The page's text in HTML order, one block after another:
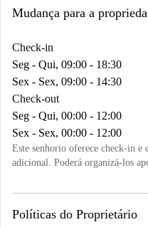
Mudança para a
Check-in
Seg - Qui, 09:00 - 18:30
Sex - Sex, 09:00 - 14:30
Check-out
Seg - Qui, 00:00 - 12:00
Sex - Sex, 00:00 - 12:00
Este senhorio oferece check-in
adicional. Poderá organizá-los
Políticas do Proprietário